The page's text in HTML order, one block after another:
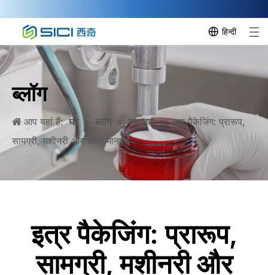
हिन्दी
ब्लॉग
आप यहां हैं: घर » ब्लॉग » समाचार » इत्र पैकेजिंग: प्रारूप,
सामग्री, मशीनरी और चयन मानदंड
इत्र पैकेजिंग: प्रारूप,
सामग्री, मशीनरी और